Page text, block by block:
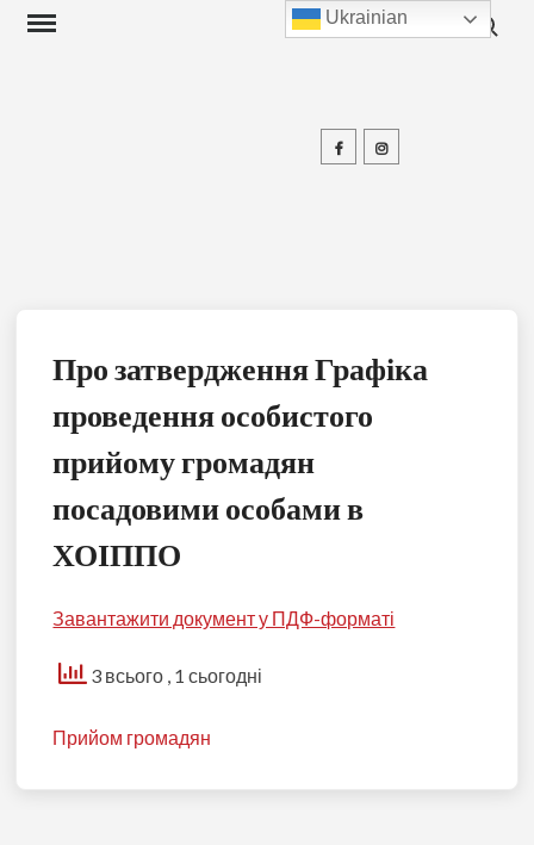
Skip
Search
FacebookInstagram
Про затвердження Графіка
проведення особистого
прийому громадян
посадовими особами в
ХОІППО
Завантажити документ у ПДФ-форматі
3 всього , 1 сьогодні
Прийом громадян
Ukrainian